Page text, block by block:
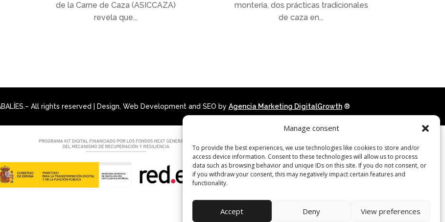
Manage consent
To provide the best experiences, we use technologies like cookies to store and/or
access device information. Consent to these technologies will allow us to process
data such as browsing behavior and unique IDs on this site. If you do not consent, or
if you withdraw your consent, this may negatively impact certain features and
functionality.
Accept Deny View preferences
de la Carne de Caza (ASICCAZA)
revela que...
montería, dos prácticas tradicionales
de caza en...
All rights reserved | Design, Web Development and SEO by Agencia Marketing DigitalGrowth®